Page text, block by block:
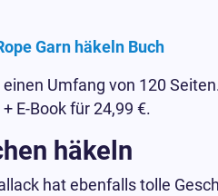
Garn häkeln Buch
Umfang von 120
E-Book für 24,99 €.
häkeln
hat ebenfalls tolle